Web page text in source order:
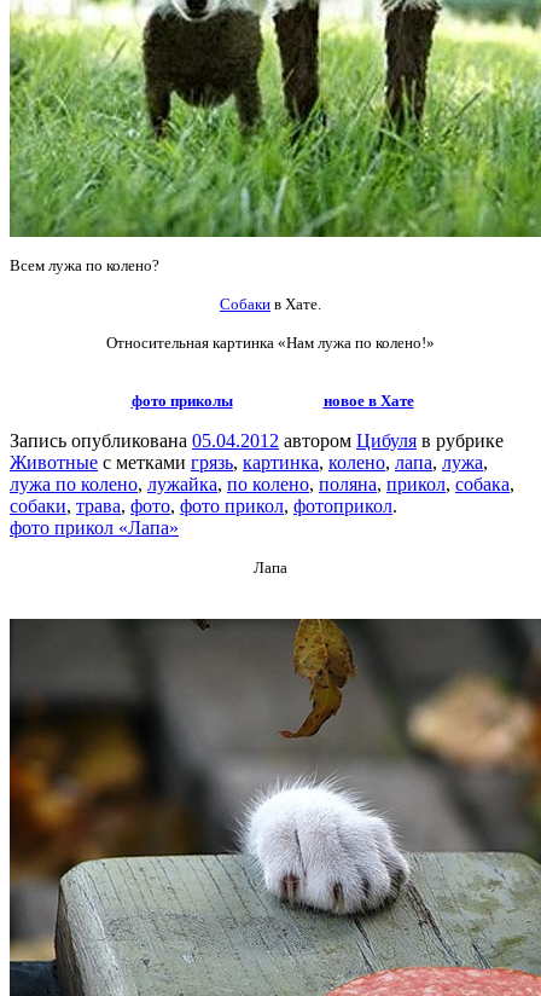
Всем лужа по колено?
Собаки в Хате.
Относительная картинка «Нам лужа по колено!»
фото приколы новое в Хате
Запись опубликована 05.04.2012 автором Цибуля в рубрике
Животные с метками грязь, картинка, колено, лапа, лужа,
лужа по колено, лужайка, по колено, поляна, прикол, собака,
собаки, трава, фото, фото прикол, фотоприкол.
фото прикол «Лапа»
Лапа